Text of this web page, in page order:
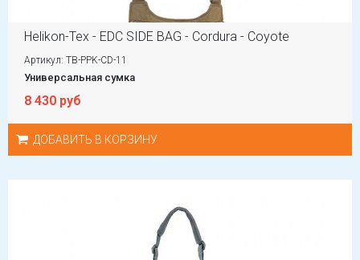
Helikon-Tex - EDC SIDE BAG - Cordura - Coyote
Артикул: TB-PPK-CD-11
Универсальная сумка
8 430 руб
ДОБАВИТЬ В КОРЗИНУ